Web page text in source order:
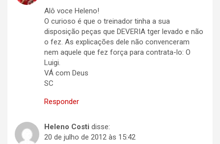
Alô voce Heleno!
O curioso é que o treinador tinha a sua
disposição peças que DEVERIA tger levado e não
o fez. As explicações dele não convenceram
nem aquele que fez força para contrata-lo: O
Luigi.
VÁ com Deus
SC
Responder
Heleno Costi disse:
20 de julho de 2012 às 15:42